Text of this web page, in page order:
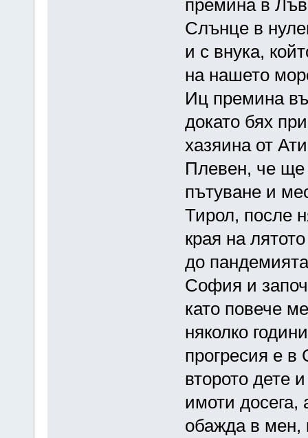
премина в Лъв
Слънце в
и с внука,
на нашето
Иц премина
докато бях
хазяина от
Плевен, че ще
пътуване и
Тирол, после
края на
до
София и
като повече
няколко
прогресия е в
второто дете
имоти досега,
обажда в мен,